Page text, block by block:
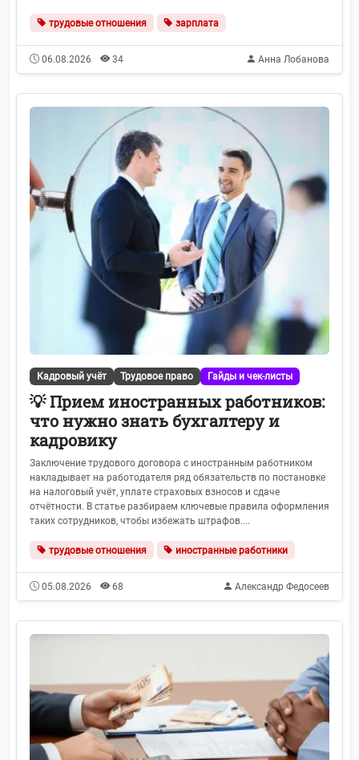
трудовые отношения зарплата
06.08.2026 34 Анна Лобанова
Кадровый учёт Трудовое право Гайды и чек-листы
💡 Прием иностранных работников:
что нужно знать бухгалтеру и
кадровику
Заключение трудового договора с иностранным работником
накладывает на работодателя ряд обязательств по постановке
на налоговый учёт, уплате страховых взносов и сдаче
отчётности. В статье разбираем ключевые правила оформления
таких сотрудников, чтобы избежать штрафов....
трудовые отношения иностранные работники
05.08.2026 68 Александр Федосеев